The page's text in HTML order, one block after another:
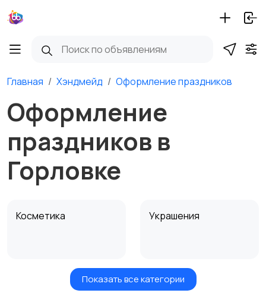
Главная Хэндмейд Оформление праздников
Оформление
праздников в
Горловке
Косметика Украшения
Куклы и игрушки
Оформление
Показать все категории